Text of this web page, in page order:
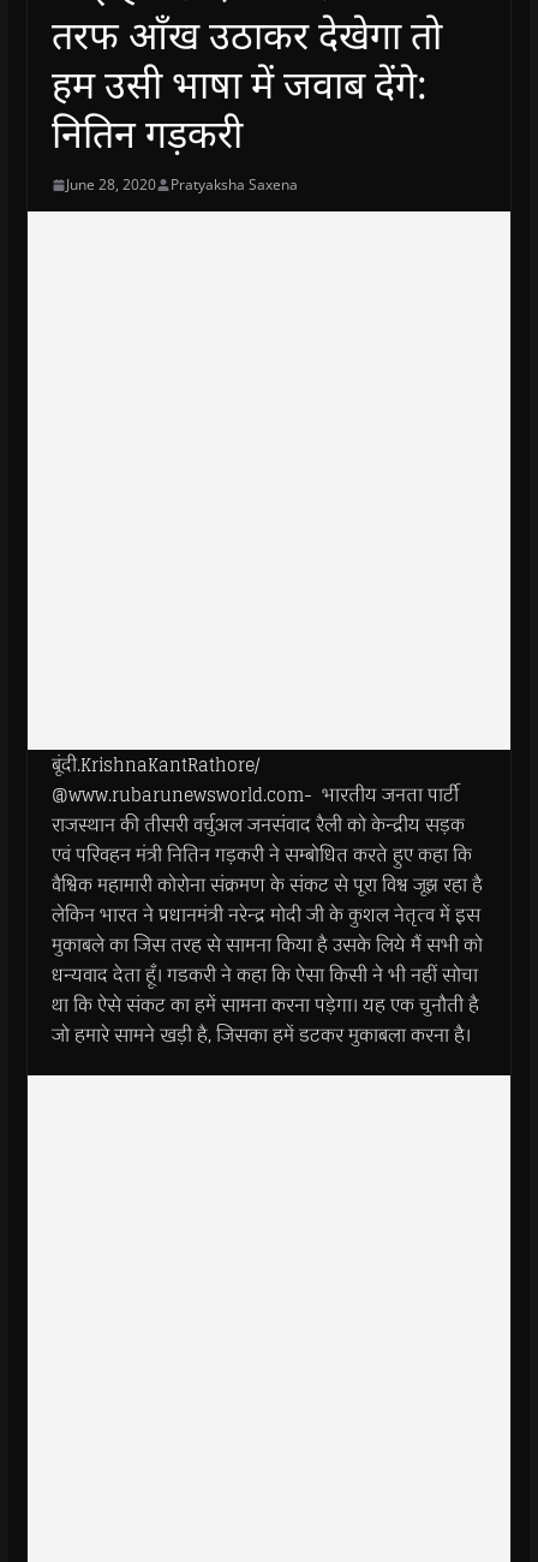
तरफ आँख उठाकर देखेगा तो
हम उसी भाषा में जवाब देंगे:
नितिन गड़करी
June 28, 2020 Pratyaksha Saxena
बूंदी.KrishnaKantRathore/
@www.rubarunewsworld.com- भारतीय जनता पार्टी
राजस्थान की तीसरी वर्चुअल जनसंवाद रैली को केन्द्रीय सड़क
एवं परिवहन मंत्री नितिन गड़करी ने सम्बोधित करते हुए कहा कि
वैश्विक महामारी कोरोना संक्रमण के संकट से पूरा विश्व जूझ रहा है
लेकिन भारत ने प्रधानमंत्री नरेन्द्र मोदी जी के कुशल नेतृत्व में इस
मुकाबले का जिस तरह से सामना किया है उसके लिये मैं सभी को
धन्यवाद देता हूँ। गडकरी ने कहा कि ऐसा किसी ने भी नहीं सोचा
था कि ऐसे संकट का हमें सामना करना पड़ेगा। यह एक चुनौती है
जो हमारे सामने खड़ी है, जिसका हमें डटकर मुकाबला करना है।